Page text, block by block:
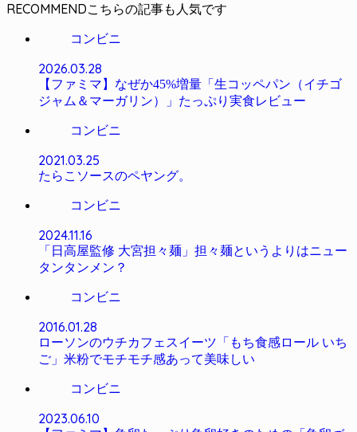
RECOMMEND
コンビニ
2026.03.28
【ファミマ】なぜか45%増量「生コッペパン（イチゴ
ジャム＆マーガリン）」たっぷり実食レビュー
コンビニ
2021.03.25
たらこソースのペヤング。
コンビニ
2024.11.16
「日高屋監修 大宮担々麺」担々麺というよりはニュー
タンタンメン？
コンビニ
2016.01.28
ローソンのウチカフェスイーツ「もち食感ロール いち
ご」米粉でモチモチ感あって美味しい
コンビニ
2023.06.10